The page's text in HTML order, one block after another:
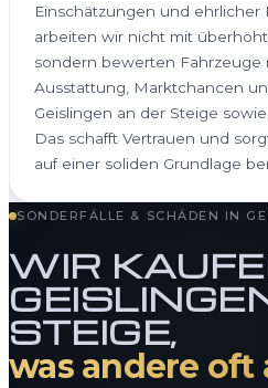
Einschätzungen und ehrlicher
arbeiten wir nicht mit
sondern bewerten Fahrzeuge
Ausstattung, Marktchancen
Geislingen an der Steige
Das schafft Vertrauen und
auf einer soliden Grundlage
SONDERFÄLLE & SCHÄDEN IN
WIR
STEIGE,
was andere oft